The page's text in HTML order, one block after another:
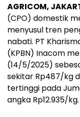
AGRICOM,
(CPO) domestik
menyusul tren
nabati. PT
(KPBN) Inacom
(14/5/2025)
sekitar Rp487/kg
tertinggi pada
angka Rp12.935/kg.